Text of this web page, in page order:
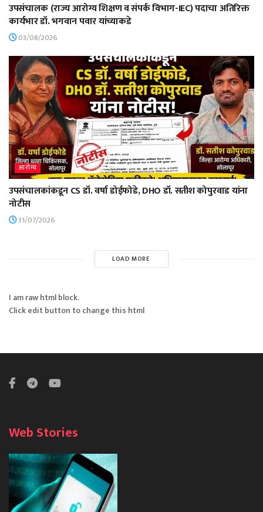
उपसंचालक (राज्य आरोग्य शिक्षण व संपर्क विभाग-IEC) पदाचा अतिरिक्त
कार्यभार डॉ. भगवान पवार यांच्याकडे
03/08/2026
आरोग्य
उपसंचालकांकडून CS डॉ. वर्षा डोईफोडे, DHO डॉ. सतीश कोपुरवाड यांना
नोटीस
31/07/2026
LOAD MORE
I am raw html block.
Click edit button to change this html
Web Stories